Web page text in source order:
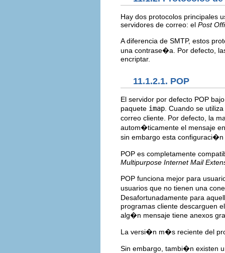
Hay dos protocolos principales
servidores de correo: el Post
A diferencia de SMTP, estos
una contrase�a. Por defecto,
encriptar.
11.1.2.1. POP
El servidor por defecto POP
paquete imap. Cuando se
correo cliente. Por defecto, la
autom�ticamente el mensaje
sin embargo esta configuraci�n
POP es completamente
Multipurpose Internet Mail
POP funciona mejor para
usuarios que no tienen una
Desafortunadamente para
programas cliente descarguen
alg�n mensaje tiene anexos
La versi�n m�s reciente del
Sin embargo, tambi�n existen